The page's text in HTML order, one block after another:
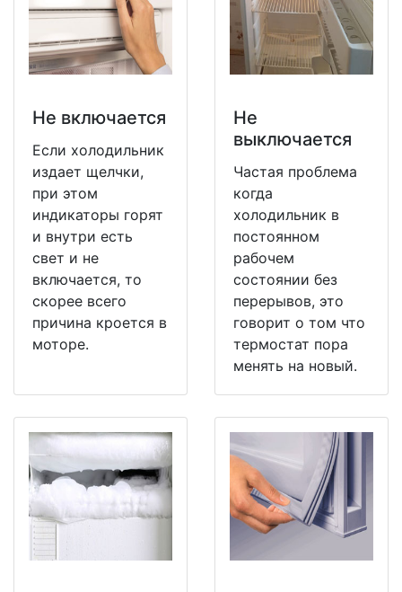
Не включается
Если холодильник
издает щелчки,
при этом
индикаторы горят
и внутри есть
свет и не
включается, то
скорее всего
причина кроется в
моторе.
Не
выключается
Частая проблема
когда
холодильник в
постоянном
рабочем
состоянии без
перерывов, это
говорит о том что
термостат пора
менять на новый.